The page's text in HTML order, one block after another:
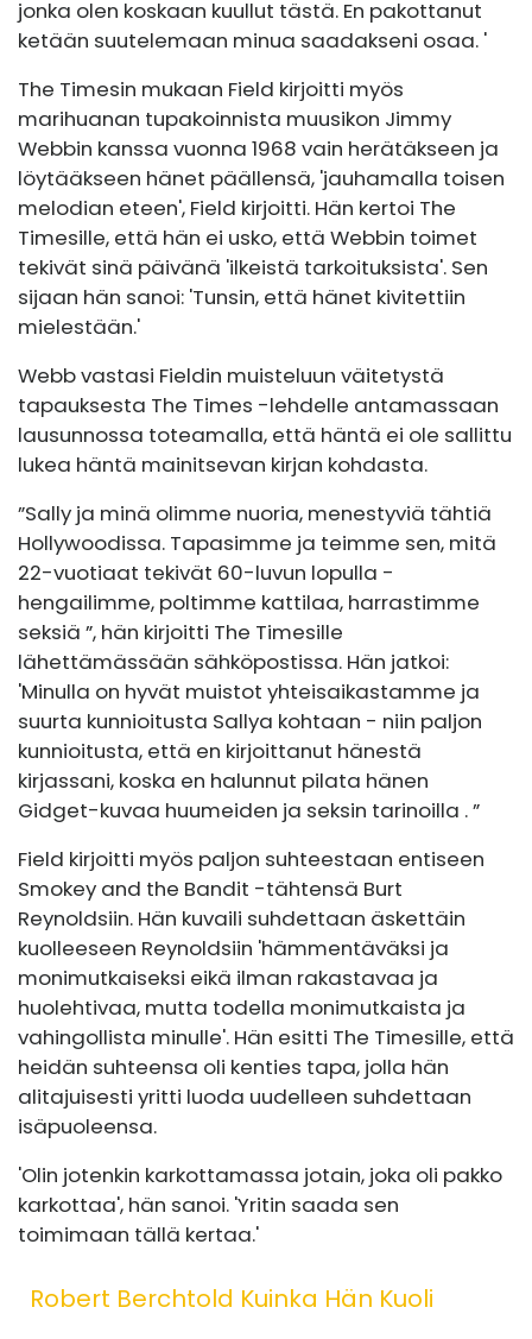
jonka olen koskaan kuullut tästä. En pakottanut
ketään suutelemaan minua saadakseni osaa. '
The Timesin mukaan Field kirjoitti myös
marihuanan tupakoinnista muusikon Jimmy
Webbin kanssa vuonna 1968 vain herätäkseen ja
löytääkseen hänet päällensä, 'jauhamalla toisen
melodian eteen', Field kirjoitti. Hän kertoi The
Timesille, että hän ei usko, että Webbin toimet
tekivät sinä päivänä 'ilkeistä tarkoituksista'. Sen
sijaan hän sanoi: 'Tunsin, että hänet kivitettiin
mielestään.'
Webb vastasi Fieldin muisteluun väitetystä
tapauksesta The Times -lehdelle antamassaan
lausunnossa toteamalla, että häntä ei ole sallittu
lukea häntä mainitsevan kirjan kohdasta.
”Sally ja minä olimme nuoria, menestyviä tähtiä
Hollywoodissa. Tapasimme ja teimme sen, mitä
22-vuotiaat tekivät 60-luvun lopulla -
hengailimme, poltimme kattilaa, harrastimme
seksiä ”, hän kirjoitti The Timesille
lähettämässään sähköpostissa. Hän jatkoi:
'Minulla on hyvät muistot yhteisaikastamme ja
suurta kunnioitusta Sallya kohtaan - niin paljon
kunnioitusta, että en kirjoittanut hänestä
kirjassani, koska en halunnut pilata hänen
Gidget-kuvaa huumeiden ja seksin tarinoilla . ”
Field kirjoitti myös paljon suhteestaan ​​entiseen
Smokey and the Bandit -tähtensä Burt
Reynoldsiin. Hän kuvaili suhdettaan äskettäin
kuolleeseen Reynoldsiin 'hämmentäväksi ja
monimutkaiseksi eikä ilman rakastavaa ja
huolehtivaa, mutta todella monimutkaista ja
vahingollista minulle'. Hän esitti The Timesille, että
heidän suhteensa oli kenties tapa, jolla hän
alitajuisesti yritti luoda uudelleen suhdettaan
isäpuoleensa.
'Olin jotenkin karkottamassa jotain, joka oli pakko
karkottaa', hän sanoi. 'Yritin saada sen
toimimaan tällä kertaa.'
Robert Berchtold Kuinka Hän Kuoli